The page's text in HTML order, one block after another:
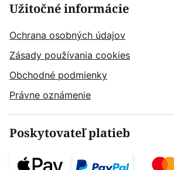
Užitočné informácie
Ochrana osobných údajov
Zásady používania cookies
Obchodné podmienky
Právne oznámenie
Poskytovateľ platieb